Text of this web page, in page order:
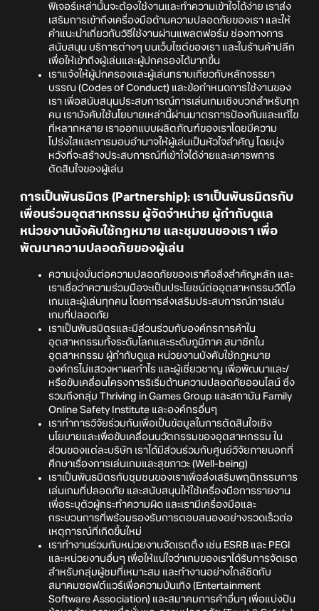
ฟีเจอร์เหล่านั้นจะต้องใช้งานและทำความเข้าใจได้ง่าย เราส่ง
เสริมการเข้าถึงเครื่องมือด้านความปลอดภัยของเรา และให้
คำแนะนำเกี่ยวกับวิธีใช้งานผ่านแพลตฟอร์ม ช่องทางการ
สนับสนุน บริการต่างๆ บนเว็บไซต์ของเรา และในร้านค้าปลีก
เพื่อให้เข้าถึงผู้เล่นและผู้ปกครองได้มากขึ้น
เราแจ้งให้ผู้ปกครองและผู้เล่นทราบเกี่ยวกับหลักจรรยา
บรรณ (Codes of Conduct) และข้อกำหนดการใช้งานของ
เรา เพื่อสนับสนุนประสบการณ์การเล่นเกมเชิงบวกสำหรับทุก
คน เราบังคับใช้นโยบายเหล่านี้ผ่านมาตรการป้องกันและแก้ไข
ที่หลากหลาย เราออกแบบผลิตภัณฑ์ของเราโดยมีความ
โปร่งใสและการมอบอำนาจให้ผู้เล่นเป็นหัวใจสำคัญ โดยมุ่ง
หวังที่จะสร้างประสบการณ์ที่เข้าใจได้ง่ายและเคารพการ
ตัดสินใจของผู้เล่น
การเป็นพันธมิตร (Partnership): เราเป็นพันธมิตรกับ
เพื่อนร่วมอุตสาหกรรม ผู้จัดจำหน่าย ผู้กำกับดูแล
หน่วยงานบังคับใช้กฎหมาย และชุมชนของเรา เพื่อ
พัฒนาความปลอดภัยของผู้เล่น
ความมุ่งมั่นต่อความปลอดภัยของเราคือสิ่งสำคัญหลัก และ
เราเชื่อว่าความร่วมมือจะเป็นประโยชน์ต่ออุตสาหกรรมวิดีโอ
เกมและผู้เล่นทุกคน โดยการส่งเสริมประสบการณ์การเล่น
เกมที่ปลอดภัย
เราเป็นพันธมิตรและมีส่วนร่วมกับองค์กรการค้าใน
อุตสาหกรรมทั้งระดับโลกและระดับภูมิภาค สมาชิกใน
อุตสาหกรรม ผู้กำกับดูแล หน่วยงานบังคับใช้กฎหมาย
องค์กรไม่แสวงหาผลกำไร และผู้เชี่ยวชาญ เพื่อพัฒนาและ/
หรือขับเคลื่อนโครงการริเริ่มด้านความปลอดภัยออนไลน์ ซึ่ง
รวมถึงกลุ่ม Thriving in Games Group และสถาบัน Family
Online Safety Institute และองค์กรอื่นๆ
เราทำการวิจัยร่วมกันเพื่อเป็นข้อมูลในการตัดสินใจเชิง
นโยบายและเพื่อขับเคลื่อนนวัตกรรมของอุตสาหกรรม ใน
ส่วนของแต่ละบริษัท เราได้มีส่วนร่วมกับศูนย์วิจัยภายนอกที่
ศึกษาเรื่องการเล่นเกมและสุขภาวะ (Well-being)
เราเป็นพันธมิตรกับชุมชนของเราเพื่อส่งเสริมพฤติกรรมการ
เล่นเกมที่ปลอดภัย และสนับสนุนให้ใช้เครื่องมือการรายงาน
เพื่อระบุตัวผู้กระทำความผิด และเรามีเครื่องมือและ
กระบวนการที่พร้อมรองรับการตอบสนองอย่างรวดเร็วต่อ
เหตุการณ์ที่เกิดขึ้นใหม่
เราทำงานร่วมกับหน่วยงานจัดเรตติ้ง เช่น ESRB และ PEGI
และหน่วยงานอื่นๆ เพื่อให้แน่ใจว่าเกมของเราได้รับการจัดเรต
สำหรับกลุ่มผู้ชมที่เหมาะสม และทำงานอย่างใกล้ชิดกับ
สมาคมซอฟต์แวร์เพื่อความบันเทิง (Entertainment
Software Association) และสมาคมการค้าอื่นๆ เพื่อแบ่งปัน